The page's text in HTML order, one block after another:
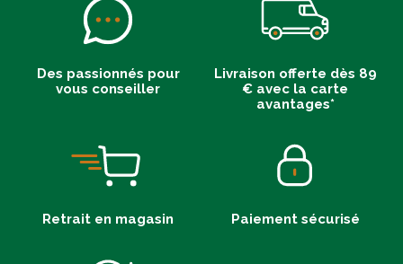
Des passionnés pour
vous conseiller
Livraison offerte dès 89
€ avec la carte
avantages*
Retrait en magasin Paiement sécurisé